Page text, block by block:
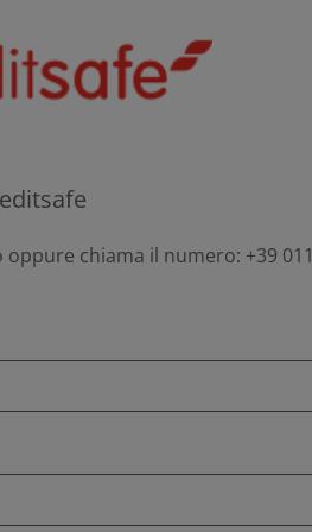
chiama il numero: +39